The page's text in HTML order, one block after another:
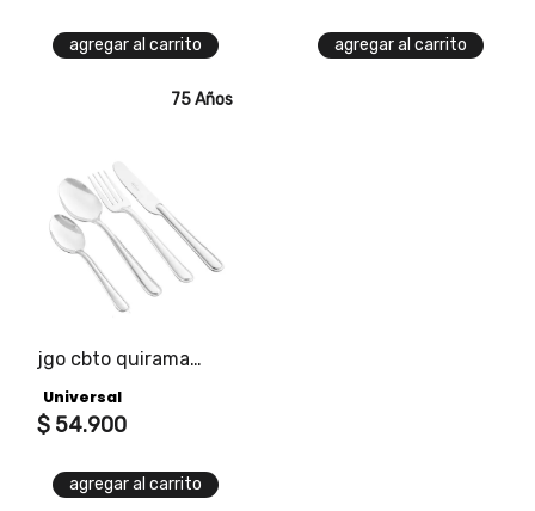
agregar al carrito agregar al carrito
75 Años
jgo cbto quirama
Universal
$ 54.900
agregar al carrito